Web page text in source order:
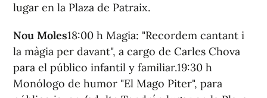
lugar en la Plaza de Patraix.
Nou Moles18:00 h Magia: "Recordem cantant i
la màgia per davant", a cargo de Carles Chova
para el público infantil y familiar.19:30 h
Monólogo de humor "El Mago Piter", para